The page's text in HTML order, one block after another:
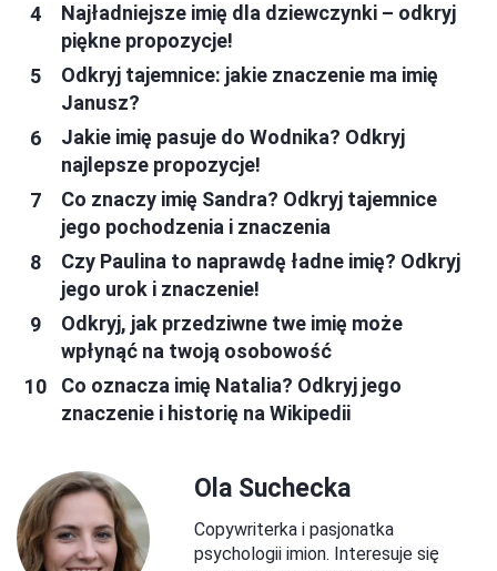
Najładniejsze imię dla dziewczynki – odkryj
piękne propozycje!
Odkryj tajemnice: jakie znaczenie ma imię
Janusz?
Jakie imię pasuje do Wodnika? Odkryj
najlepsze propozycje!
Co znaczy imię Sandra? Odkryj tajemnice
jego pochodzenia i znaczenia
Czy Paulina to naprawdę ładne imię? Odkryj
jego urok i znaczenie!
Odkryj, jak przedziwne twe imię może
wpłynąć na twoją osobowość
Co oznacza imię Natalia? Odkryj jego
znaczenie i historię na Wikipedii
Ola Suchecka
Copywriterka i pasjonatka
psychologii imion. Interesuje się